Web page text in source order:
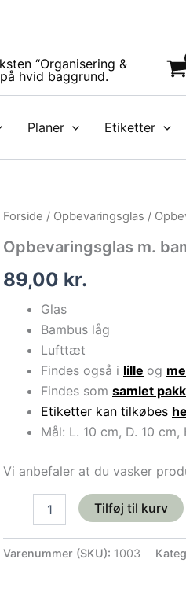
Planer Etiketter
Forside / Opbevaringsglas /
Opbevaringsglas m.
89,00 kr.
Glas
Bambus låg
Lufttæt
Findes også i lille og
Findes som samlet
Etiketter kan tilkøbes
Mål: L. 10 cm, D. 10 cm,
Vi anbefaler at du vasker
Opbevaringsglas
bambus
-
Tilføj til kurv
Varenummer (SKU): 1003